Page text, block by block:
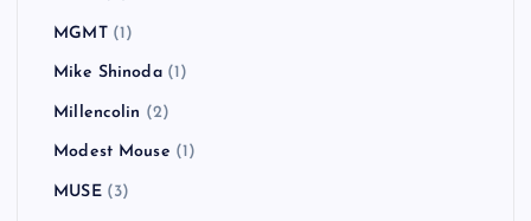
MGMT(1)
Mike Shinoda(1)
Millencolin (2)
Modest Mouse (1)
MUSE(3)